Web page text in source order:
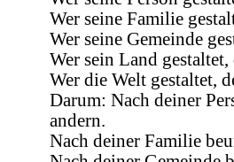
Wer seine Familie
Wer seine Gemeinde
Wer sein Land
Wer die Welt gestaltet,
Darum: Nach deiner
andern.
Nach deiner Familie